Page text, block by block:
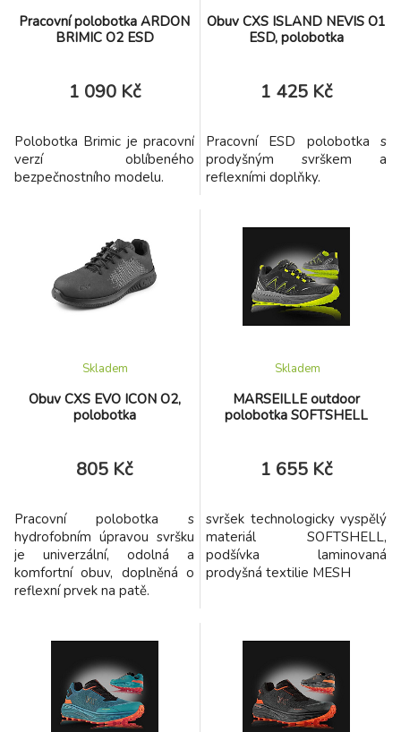
Pracovní polobotka ARDON
BRIMIC O2 ESD
1 090 Kč
Polobotka Brimic je pracovní
verzí oblíbeného
bezpečnostního modelu.
Obuv CXS ISLAND NEVIS O1
ESD, polobotka
1 425 Kč
Pracovní ESD polobotka s
prodyšným svrškem a
reflexními doplňky.
Obuv CXS EVO ICON O2,
polobotka
Skladem
805 Kč
Pracovní polobotka s
hydrofobním úpravou svršku
je univerzální, odolná a
komfortní obuv, doplněná o
reflexní prvek na patě.
MARSEILLE outdoor
polobotka SOFTSHELL
Skladem
1 655 Kč
svršek technologicky vyspělý
materiál SOFTSHELL,
podšívka laminovaná
prodyšná textilie MESH